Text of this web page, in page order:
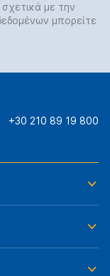
με την
μπορείτε
+30 210 89 19 800